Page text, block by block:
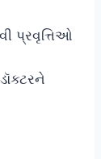
પ્રવૃત્તિઓ